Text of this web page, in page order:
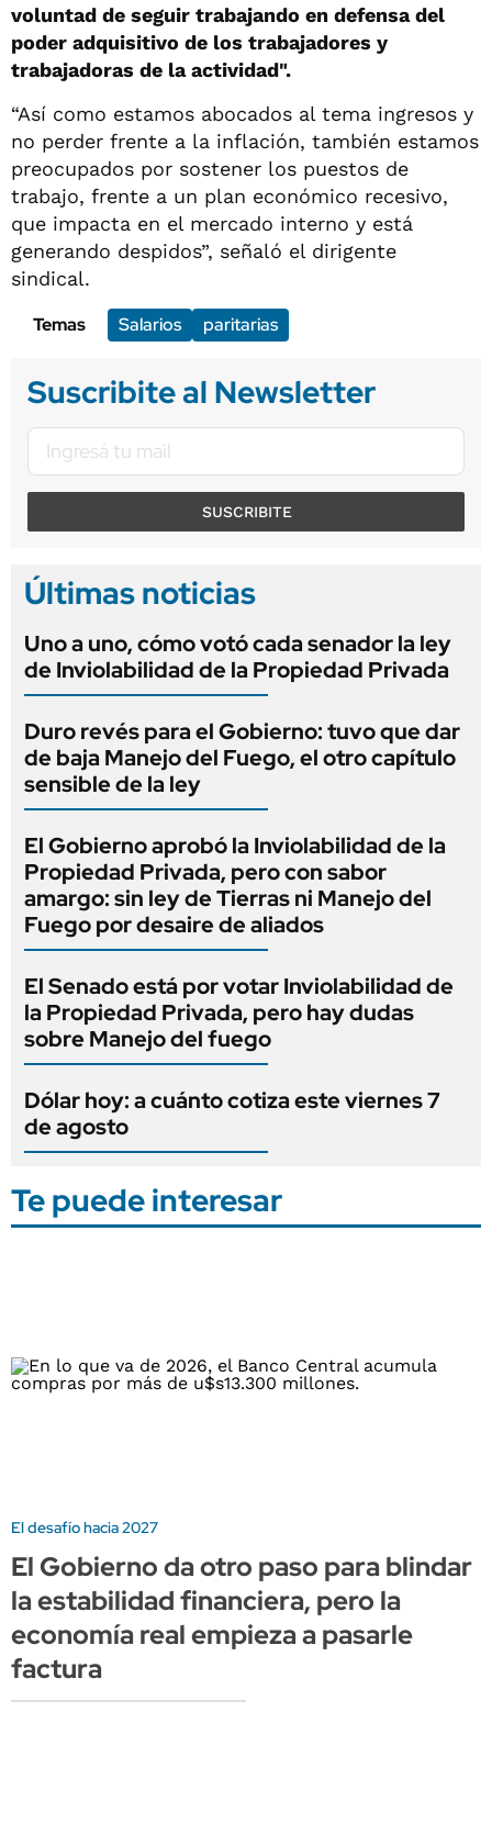
voluntad de seguir trabajando en defensa del
poder adquisitivo de los trabajadores y
trabajadoras de la actividad".
“Así como estamos abocados al tema ingresos y
no perder frente a la inflación, también estamos
preocupados por sostener los puestos de
trabajo, frente a un plan económico recesivo,
que impacta en el mercado interno y está
generando despidos”, señaló el dirigente
sindical.
Temas
Salarios paritarias
Suscribite al Newsletter
SUSCRIBITE
Últimas noticias
Uno a uno, cómo votó cada senador la ley
de Inviolabilidad de la Propiedad Privada
Duro revés para el Gobierno: tuvo que dar
de baja Manejo del Fuego, el otro capítulo
sensible de la ley
El Gobierno aprobó la Inviolabilidad de la
Propiedad Privada, pero con sabor
amargo: sin ley de Tierras ni Manejo del
Fuego por desaire de aliados
El Senado está por votar Inviolabilidad de
la Propiedad Privada, pero hay dudas
sobre Manejo del fuego
Dólar hoy: a cuánto cotiza este viernes 7
de agosto
Te puede interesar
El desafío hacia 2027
El Gobierno da otro paso para blindar
la estabilidad financiera, pero la
economía real empieza a pasarle
factura